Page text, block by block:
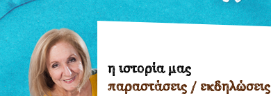
η ιστορία μας
παραστάσεις / εκδηλώσεις
η
ιστορία